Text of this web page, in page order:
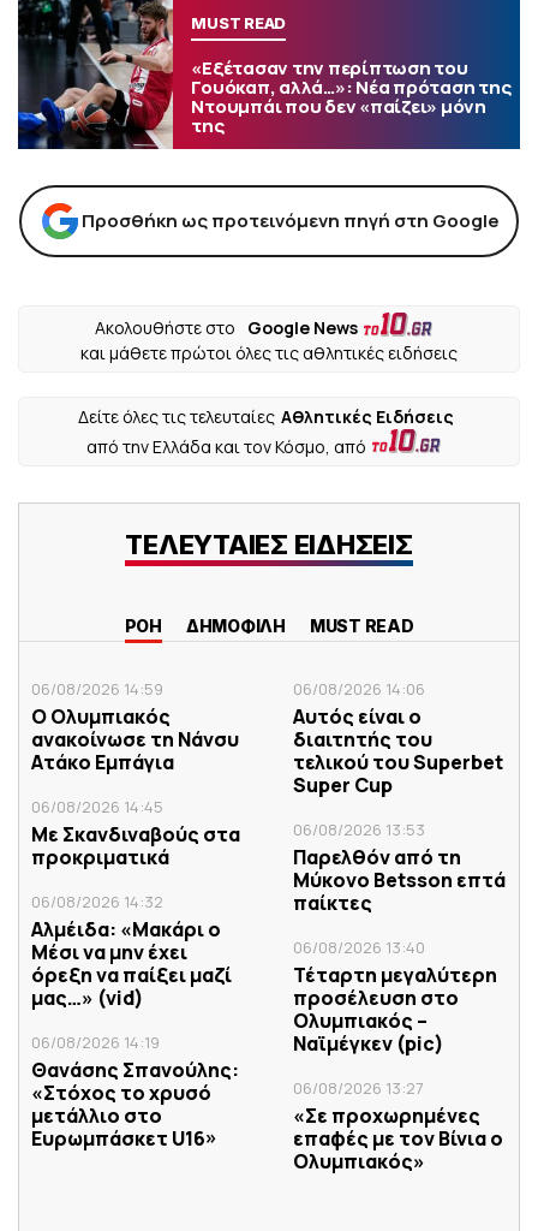
MUST READ
«Εξέτασαν την περίπτωση του
Γουόκαπ, αλλά…»: Νέα πρόταση της
Ντουμπάι που δεν «παίζει» μόνη
της
Προσθήκη ως προτεινόμενη πηγή στη Google
Ακολουθήστε στο
Google News
και μάθετε πρώτοι όλες τις αθλητικές ειδήσεις
Δείτε όλες τις τελευταίες Αθλητικές Ειδήσεις
από την Ελλάδα και τον Κόσμο, από
ΤΕΛΕΥΤΑΙΕΣ ΕΙΔΗΣΕΙΣ
ΡΟΗ ΔΗΜΟΦΙΛΗ MUST READ
06/08/2026 14:59
Ο Ολυμπιακός
ανακοίνωσε τη Νάνσυ
Ατάκο Εμπάγια
06/08/2026 14:45
Με Σκανδιναβούς στα
προκριματικά
06/08/2026 14:32
Αλμέιδα: «Μακάρι ο
Μέσι να μην έχει
όρεξη να παίξει μαζί
μας…» (vid)
06/08/2026 14:19
Θανάσης Σπανούλης:
«Στόχος το χρυσό
μετάλλιο στο
Ευρωμπάσκετ U16»
06/08/2026 14:06
Αυτός είναι ο
διαιτητής του
τελικού του Superbet
Super Cup
06/08/2026 13:53
Παρελθόν από τη
Μύκονο Betsson επτά
παίκτες
06/08/2026 13:40
Τέταρτη μεγαλύτερη
προσέλευση στο
Ολυμπιακός –
Ναϊμέγκεν (pic)
06/08/2026 13:27
«Σε προχωρημένες
επαφές με τον Βίνια ο
Ολυμπιακός»